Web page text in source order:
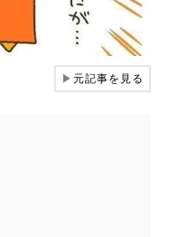
▶元記事を見る